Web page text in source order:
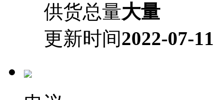
供货总量大量
更新时间2022-07-11